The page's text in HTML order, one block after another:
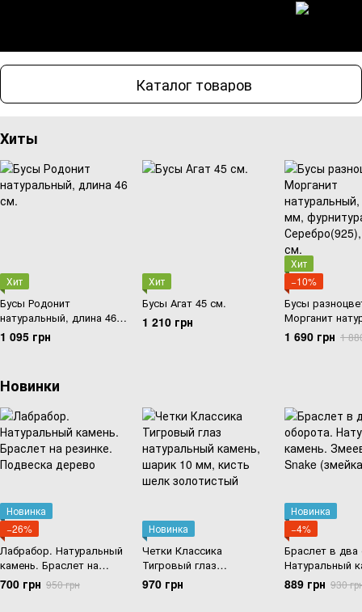
Каталог товаров
Хиты
Хит
Бусы Родонит
натуральный, длина 46
см.
1 095 грн
Хит
Бусы Агат 45 см.
1 210 грн
Хит
−10%
Бусы
Морганит
шарик 10 мм,
Серебро(925),
1 690 грн 1
Новинки
Новинка
−26%
Лабрабор. Натуральный
камень. Браслет на
резинке. Подвеска
дерево
700 грн 950 грн
Новинка
Четки Классика
Тигровый глаз
натуральный камень,
шарик 10 мм, кисть шелк
970 грн
Новинка
−4%
Браслет в два
Натуральный
Змеевик. 6мм.
(змейка).
889 грн 930